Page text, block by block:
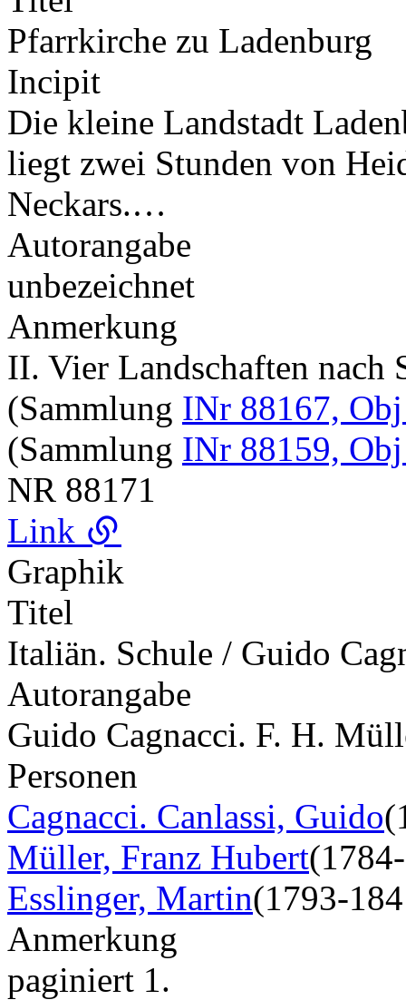
Pfarrkirche zu Ladenburg
Incipit
Die kleine Landstadt
liegt zwei Stunden von
Neckars.…
Autorangabe
unbezeichnet
Anmerkung
II. Vier Landschaften nach
(Sammlung INr 88167,
(Sammlung INr 88159,
NR 88171
Link
Graphik
Titel
Italiän. Schule / Guido
Autorangabe
Guido Cagnacci. F. H.
Personen
Cagnacci. Canlassi, Guido
Müller, Franz Hubert
Esslinger, Martin(1793-
Anmerkung
paginiert 1.